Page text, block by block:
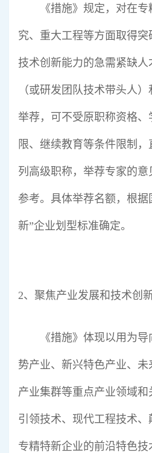
《措施》规定，对在
究、重大工程等方面取得
技术创新能力的急需紧缺
（或研发团队技术带头人
举荐，可不受原职称资格
限、继续教育等条件限制
列高级职称，举荐专家的
参考。具体举荐名额，根
新”企业划型标准确定。
2、聚焦产业发展和技术创
《措施》体现以用为
势产业、新兴特色产业、未
产业集群等重点产业领域
引领技术、现代工程技术
专精特新企业的前沿特色